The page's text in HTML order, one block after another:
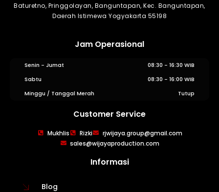
WIJAYA PRODUCTION
Baturetno, Pringgolayan, Banguntapan, Kec. Banguntapan,
Daerah Istimewa Yogyakarta 55198
Jam Operasional
Senin - Jumat
08:30 - 16:30 WIB
Sabtu
08:30 - 16:00 WIB
Minggu / Tanggal Merah
Tutup
Customer Service
Mukhlis Rizki
rjwijaya.group@gmail.com
sales@wijayaproduction.com
Informasi
Blog